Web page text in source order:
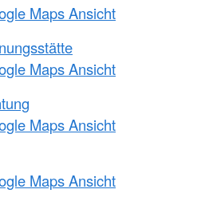
Maps Ansicht
Maps Ansicht
Maps Ansicht
Maps Ansicht